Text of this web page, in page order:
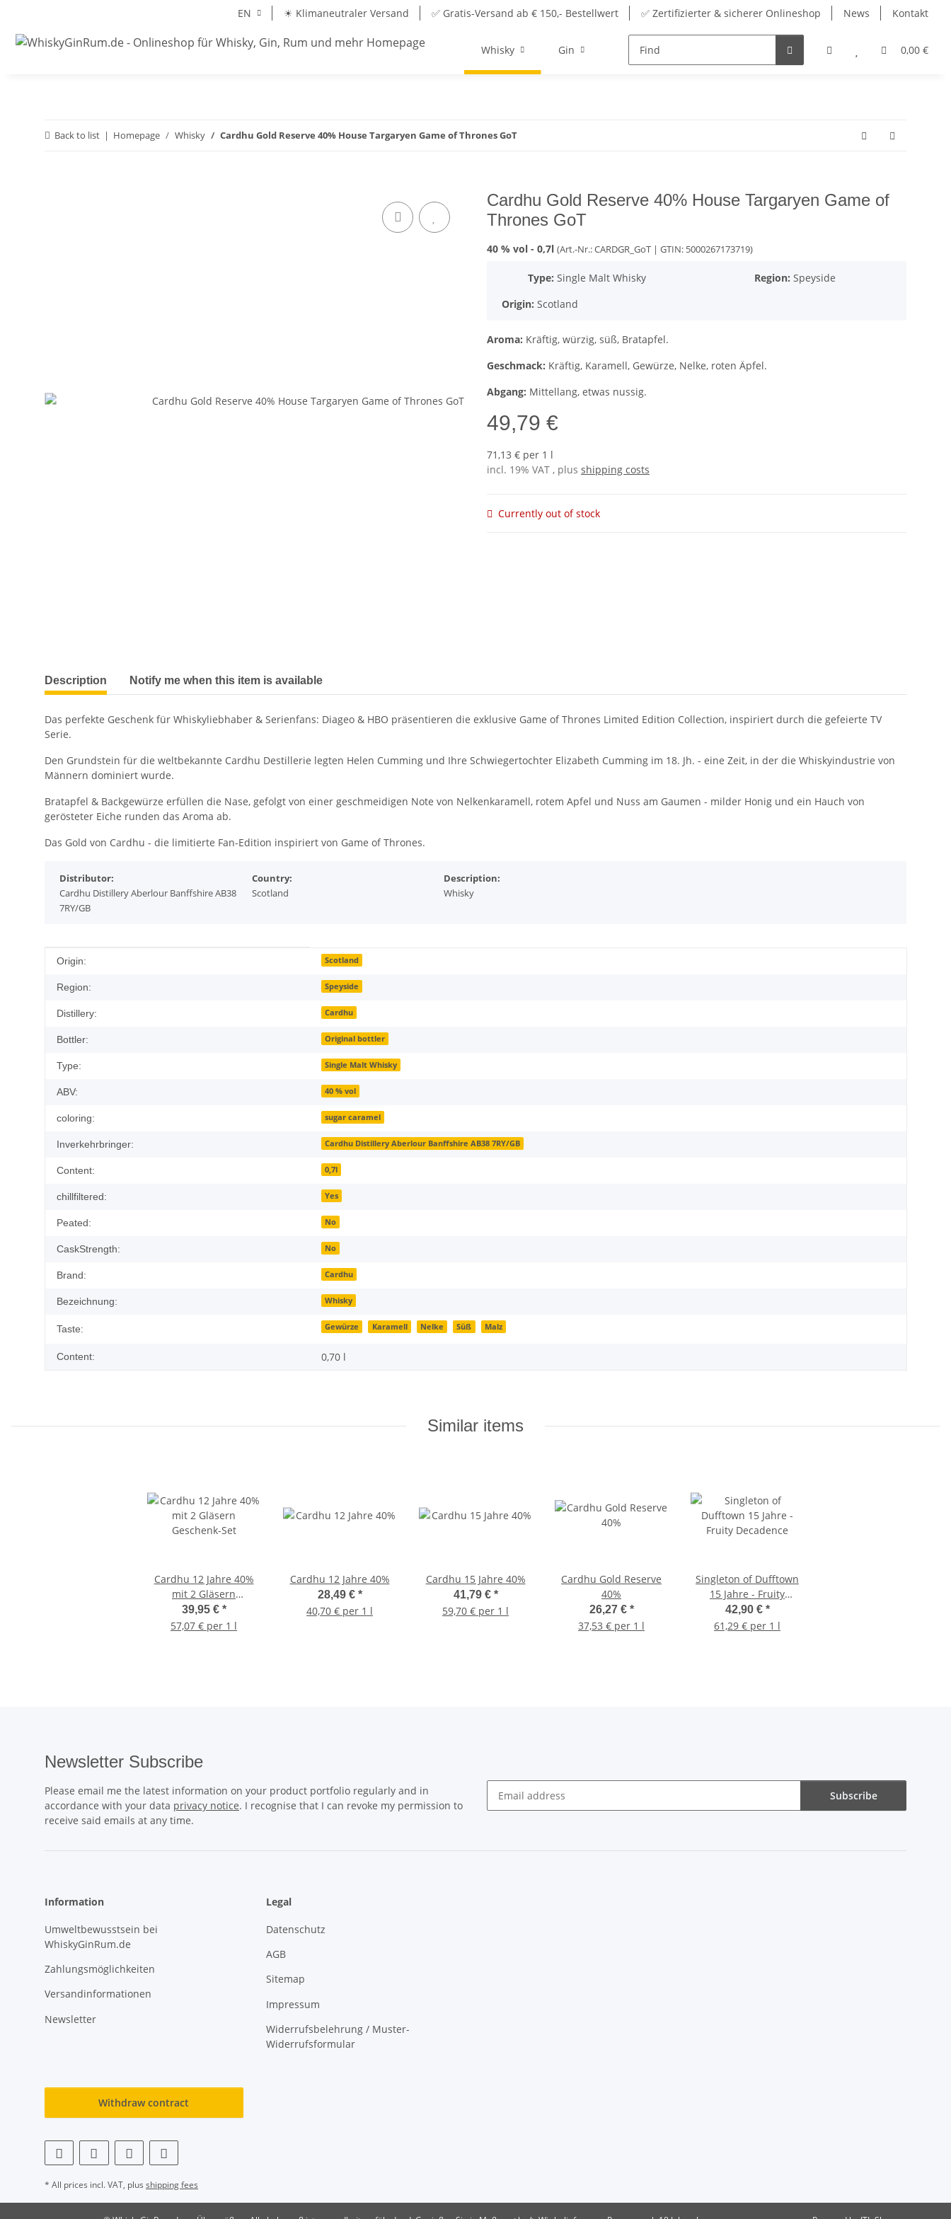
EN ☀ Klimaneutraler Versand ✅ Gratis-Versand ab € 150,- Bestellwert ✅ Zertifizierter & sicherer Onlineshop News Kontakt
0,00 €
Whisky Gin accessory Advent Calendars
Back to list Homepage Whisky Cardhu Gold Reserve 40% House Targaryen Game of Thrones GoT
Cardhu Gold Reserve 40% House Targaryen Game of
Thrones GoT
40 % vol - 0,7l (Art.-Nr.: CARDGR_GoT | GTIN: 5000267173719)
Type: Single Malt Whisky
Origin: Scotland
Region: Speyside
Aroma: Kräftig, würzig, süß, Bratapfel.
Geschmack: Kräftig, Karamell, Gewürze, Nelke, roten Äpfel.
Abgang: Mittellang, etwas nussig.
49,79 €
71,13 € per 1 l
incl. 19% VAT , plus shipping costs
Currently out of stock
show more tabs
Description Notify me when this item is available
Das perfekte Geschenk für Whiskyliebhaber & Serienfans: Diageo & HBO präsentieren die exklusive Game of Thrones Limited Edition Collection, inspiriert durch die gefeierte TV
Serie.
Den Grundstein für die weltbekannte Cardhu Destillerie legten Helen Cumming und Ihre Schwiegertochter Elizabeth Cumming im 18. Jh. - eine Zeit, in der die Whiskyindustrie von
Männern dominiert wurde.
Bratapfel & Backgewürze erfüllen die Nase, gefolgt von einer geschmeidigen Note von Nelkenkaramell, rotem Apfel und Nuss am Gaumen - milder Honig und ein Hauch von
gerösteter Eiche runden das Aroma ab.
Das Gold von Cardhu - die limitierte Fan-Edition inspiriert von Game of Thrones.
Distributor:
Cardhu Distillery Aberlour Banffshire AB38
7RY/GB
Country:
Scotland
Description:
Whisky
Item information
Value
Origin: Scotland
Region: Speyside
Distillery: Cardhu
Bottler: Original bottler
Type: Single Malt Whisky
ABV: 40 % vol
coloring: sugar caramel
Inverkehrbringer: Cardhu Distillery Aberlour Banffshire AB38 7RY/GB
Content: 0,7l
chillfiltered: Yes
Peated: No
CaskStrength: No
Brand: Cardhu
Bezeichnung: Whisky
Taste: Gewürze Karamell Nelke Süß Malz
Content: 0,70 l
Similar items
Cardhu 12 Jahre 40%
mit 2 Gläsern
Geschenk-Set
39,95 € *
57,07 € per 1 l
Cardhu 12 Jahre 40%
28,49 € *
40,70 € per 1 l
Cardhu 15 Jahre 40%
41,79 € *
59,70 € per 1 l
Cardhu Gold Reserve
40%
26,27 € *
37,53 € per 1 l
Singleton of Dufftown
15 Jahre - Fruity
Decadence
42,90 € *
61,29 € per 1 l
Newsletter Subscribe
Please email me the latest information on your product portfolio regularly and in
accordance with your data privacy notice. I recognise that I can revoke my permission to
receive said emails at any time.
Subscribe
Information
Umweltbewusstsein bei
WhiskyGinRum.de
Zahlungsmöglichkeiten
Versandinformationen
Newsletter
Legal
Datenschutz
AGB
Sitemap
Impressum
Widerrufsbelehrung / Muster-
Widerrufsformular
Withdraw contract
* All prices incl. VAT, plus shipping fees